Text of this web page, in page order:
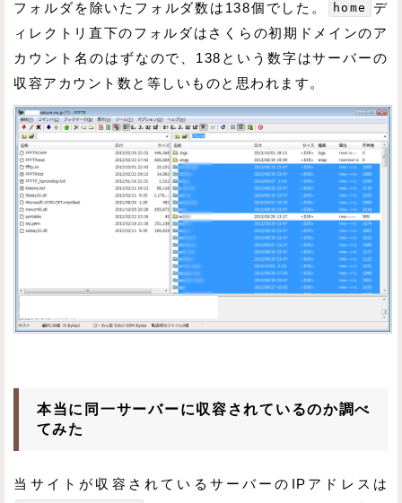
フォルダを除いたフォルダ数は138個でした。
home
デ
ィレクトリ直下のフォルダはさくらの初期ドメインのア
カウント名のはずなので、138という数字はサーバーの
収容アカウント数と等しいものと思われます。
本当に同一サーバーに収容されているのか調べ
てみた
当サイトが収容されているサーバーのIPアドレスは